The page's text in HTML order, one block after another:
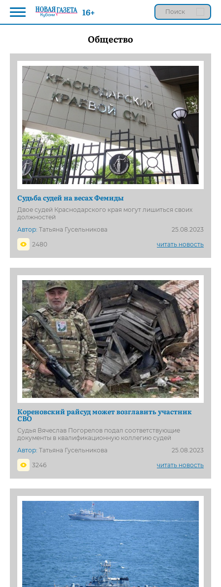
Общество
Судьба судей на весах Фемиды
Двое судей Краснодарского края могут лишиться своих
должностей
Автор: Татьяна Гусельникова
25.08.2023
2480
читать новость
Кореновский райсуд может возглавить участник
СВО
Судья Вячеслав Погорелов подал соответствующие
документы в квалификационную коллегию судей
Автор: Татьяна Гусельникова
25.08.2023
3246
читать новость
16+